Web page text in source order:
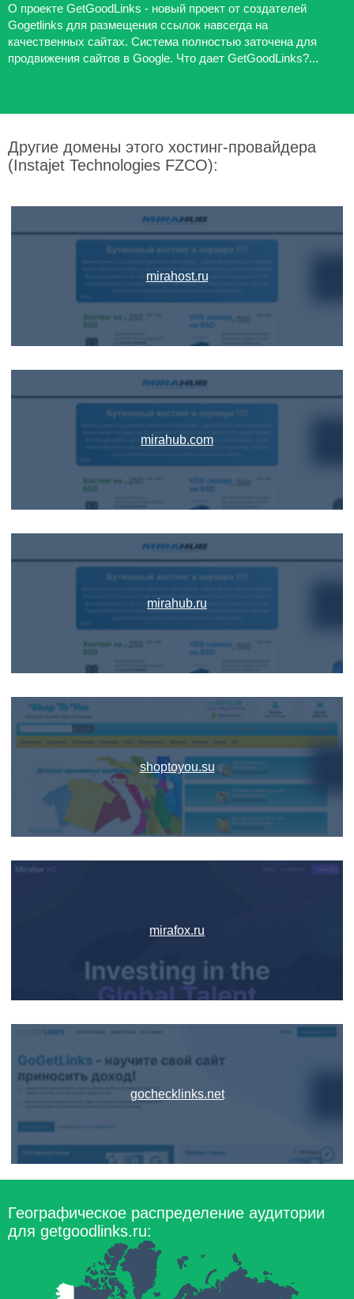
О проекте GetGoodLinks - новый проект от создателей
Gogetlinks для размещения ссылок навсегда на
качественных сайтах. Система полностью заточена для
продвижения сайтов в Google. Что дает GetGoodLinks?...
Другие домены этого хостинг-провайдера
(Instajet Technologies FZCO):
mirahost.ru
mirahub.com
mirahub.ru
shoptoyou.su
mirafox.ru
gochecklinks.net
Географическое распределение аудитории
для getgoodlinks.ru: